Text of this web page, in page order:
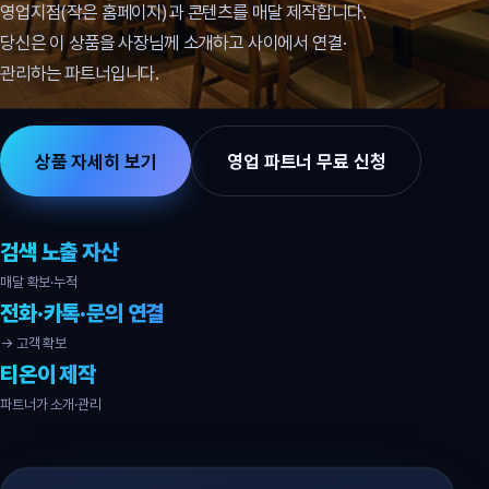
영업지점(작은 홈페이지)과 콘텐츠를 매달 제작합니다.
당신은 이 상품을 사장님께 소개하고 사이에서 연결·
관리하는 파트너입니다.
상품 자세히 보기 영업 파트너 무료 신청
검색 노출 자산
매달 확보·누적
전화·카톡·문의 연결
→ 고객 확보
티온이 제작
파트너가 소개·관리